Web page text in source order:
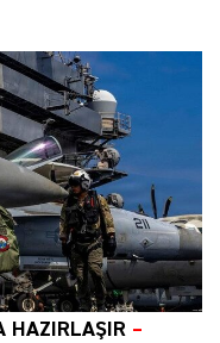
HAZIRLAŞIR –